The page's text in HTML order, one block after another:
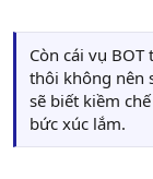
Còn cái vụ
thôi không nên
sẽ biết kiềm
bức xúc lắm.